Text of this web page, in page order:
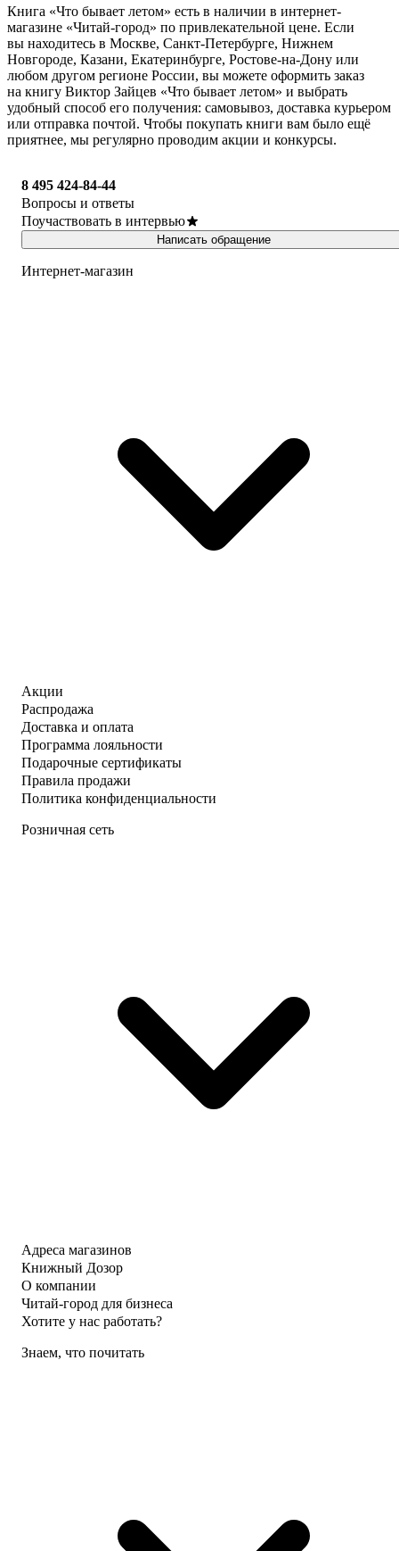
Книга «Что бывает летом» есть в наличии в интернет-
магазине «Читай-город» по привлекательной цене. Если
вы находитесь в Москве, Санкт-Петербурге, Нижнем
Новгороде, Казани, Екатеринбурге, Ростове-на-Дону или
любом другом регионе России, вы можете оформить заказ
на книгу Виктор Зайцев «Что бывает летом» и выбрать
удобный способ его получения: самовывоз, доставка курьером
или отправка почтой. Чтобы покупать книги вам было ещё
приятнее, мы регулярно проводим акции и конкурсы.
8 495 424-84-44
Вопросы и ответы
Поучаствовать в интервью
Написать обращение
Интернет-магазин
Акции
Распродажа
Доставка и оплата
Программа лояльности
Подарочные сертификаты
Правила продажи
Политика конфиденциальности
Розничная сеть
Адреса магазинов
Книжный Дозор
О компании
Читай-город для бизнеса
Хотите у нас работать?
Знаем, что почитать